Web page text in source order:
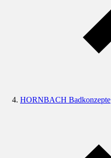
HORNBACH Badkonzepte